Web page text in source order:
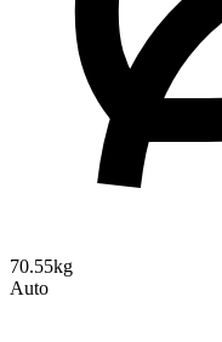
70.55kg
Auto